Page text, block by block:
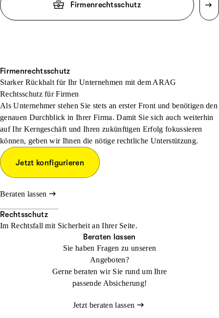
Firmenrechtsschutz
Firmenrechtsschutz
Starker Rückhalt für Ihr Unternehmen mit dem ARAG
Rechtsschutz für Firmen
Als Unternehmer stehen Sie stets an erster Front und benötigen den
genauen Durchblick in Ihrer Firma. Damit Sie sich auch weiterhin
auf Ihr Kerngeschäft und Ihren zukünftigen Erfolg fokussieren
können, geben wir Ihnen die nötige rechtliche Unterstützung.
Jetzt konfigurieren
Beraten lassen
Rechtsschutz
Im Rechtsfall mit Sicher­heit an Ihrer Seite.
Beraten lassen
Sie haben Fragen zu unseren
Angeboten?
Gerne beraten wir Sie rund um Ihre
passende Absicherung!
Jetzt beraten lassen